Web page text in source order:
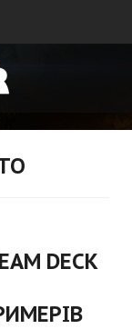
DECK